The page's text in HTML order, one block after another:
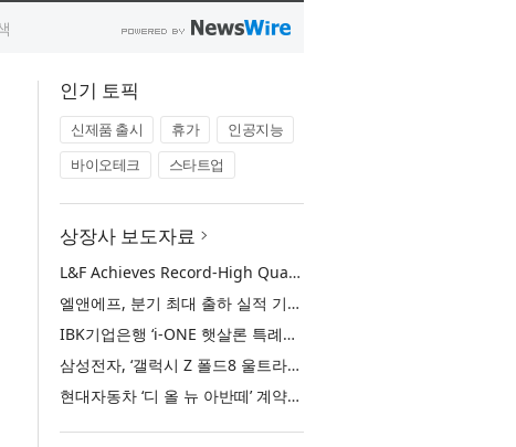
인기 토픽
신제품 출시 휴가
인공지능
바이오테크
스타트업
상장사 보도자료
L&F Achieves Record-High Quarterly Shipments, Begins LFP Supply for North American ESS in Q3 Advancing its Two-Track NCM and LFP Growth Strategy
엘앤에프, 분기 최대 출하 실적 기록… 3분기 북미 ESS향 LFP 공급 착수 NCM+LFP ‘2-Track’ 성장 전략 실현
IBK기업은행 ‘i-ONE 햇살론 특례보증’ 출시
삼성전자, ‘갤럭시 Z 폴드8 울트라·폴드8·플립8’과 ‘갤럭시 워치 울트라2·워치9’ 국내 공식 출시
현대자동차 ‘디 올 뉴 아반떼’ 계약 첫날 1만 대 돌파